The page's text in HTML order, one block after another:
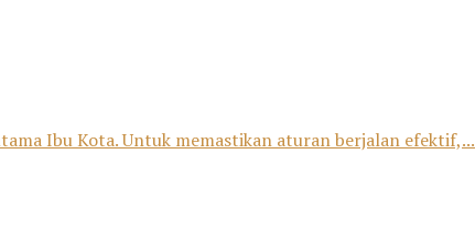
Ibu Kota. Untuk memastikan aturan berjalan efektif,...